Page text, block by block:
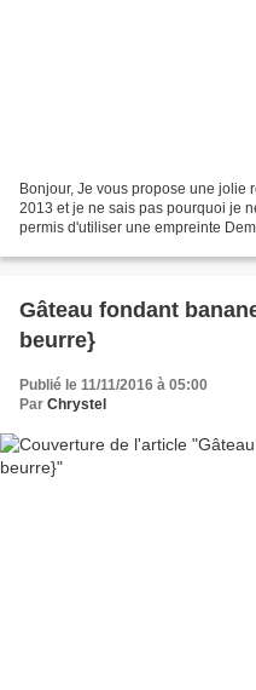
Bonjour, Je vous propose une jolie
2013 et je ne sais pas pourquoi je
permis d'utiliser une empreinte
Gâteau fondant
beurre}
Publié le 11/11/2016 à 05:00
Par Chrystel